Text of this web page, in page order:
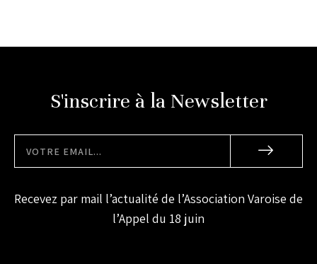
S'inscrire à la Newsletter
Recevez par mail l’actualité de l’Association Varoise de
l’Appel du 18 juin